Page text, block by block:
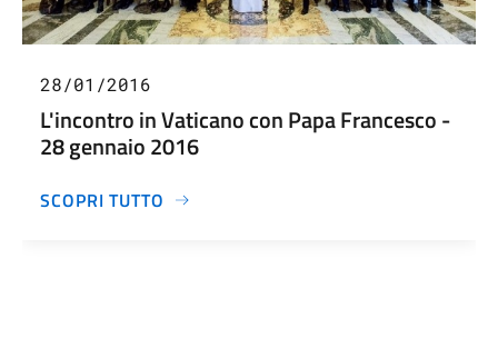
28/01/2016
L'incontro in Vaticano con Papa Francesco -
28 gennaio 2016
SCOPRI TUTTO